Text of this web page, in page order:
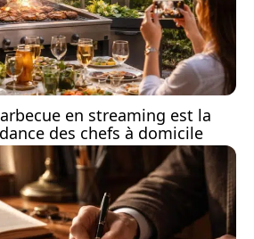
en streaming est la
des chefs à domicile